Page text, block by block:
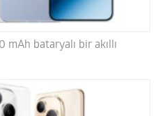
mAh bataryalı bir akıllı